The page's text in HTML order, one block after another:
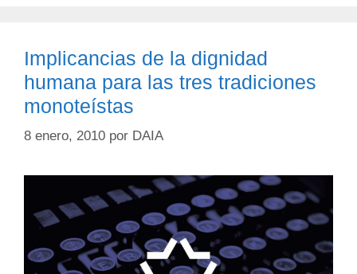
Implicancias de la dignidad
humana para las tres tradiciones
monoteístas
8 enero, 2010 por DAIA